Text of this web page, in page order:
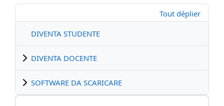
Tout déplier
DIVENTA STUDENTE
DIVENTA DOCENTE
SOFTWARE DA SCARICARE
INIZIA QUI ! ENTRA IN VIVA ITALIA ONLINE !